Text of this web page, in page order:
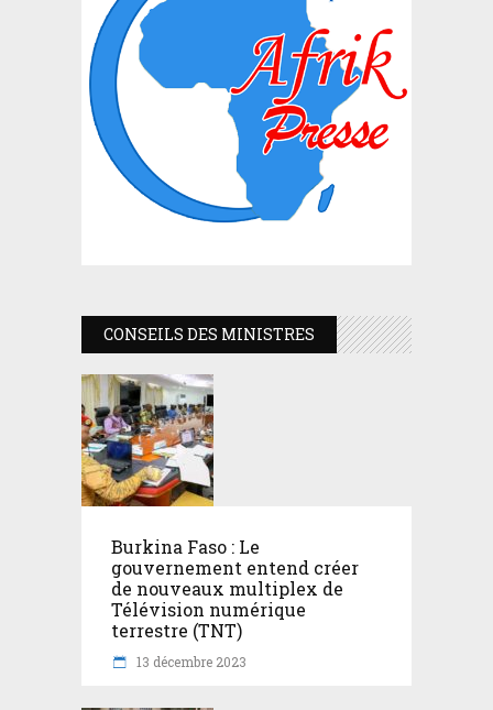
CONSEILS DES MINISTRES
Burkina Faso : Le
gouvernement entend créer
de nouveaux multiplex de
Télévision numérique
terrestre (TNT)
13 décembre 2023